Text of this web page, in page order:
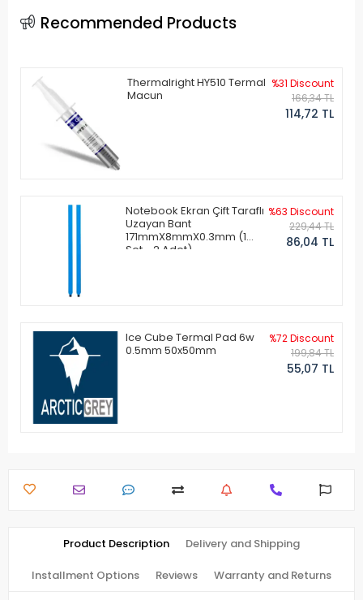
Recommended Products
Thermalright HY510 Termal
Macun
%31 Discount
166,34 TL
114,72 TL
Notebook Ekran Çift Taraflı
Uzayan Bant
171mmX8mmX0.3mm (1
Set - 2 Adet)
%63 Discount
229,44 TL
86,04 TL
Ice Cube Termal Pad 6w
0.5mm 50x50mm
%72 Discount
199,84 TL
55,07 TL
Product Description Delivery and Shipping
Installment Options Reviews Warranty and Returns